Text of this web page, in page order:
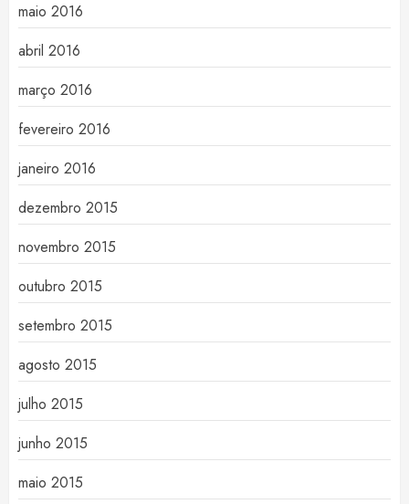
maio 2016
abril 2016
março 2016
fevereiro 2016
janeiro 2016
dezembro 2015
novembro 2015
outubro 2015
setembro 2015
agosto 2015
julho 2015
junho 2015
maio 2015